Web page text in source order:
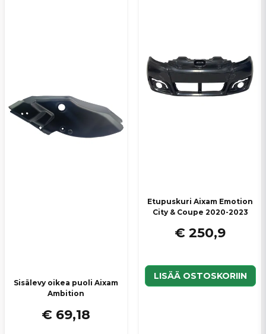
Sisälevy oikea puoli Aixam
Ambition
€ 69,18
Etupuskuri Aixam Emotion
City & Coupe 2020-2023
€ 250,9
LISÄÄ OSTOSKORIIN